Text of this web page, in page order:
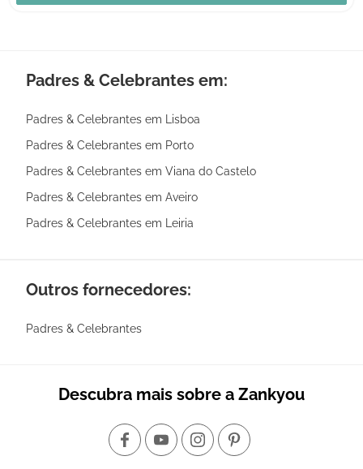
Padres & Celebrantes em:
Padres & Celebrantes em Lisboa
Padres & Celebrantes em Porto
Padres & Celebrantes em Viana do Castelo
Padres & Celebrantes em Aveiro
Padres & Celebrantes em Leiria
Outros fornecedores:
Padres & Celebrantes
Descubra mais sobre a Zankyou